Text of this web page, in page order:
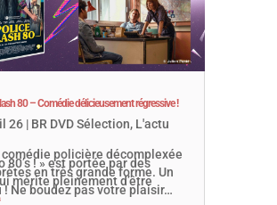
80 – Comédie délicieusement régressive !
26| BR DVD Sélection, L'actu
policière décomplexée
80’s ! » est portée par des
en très grande forme. Un
mérite pleinement d’être
! Ne boudez pas votre plaisir…